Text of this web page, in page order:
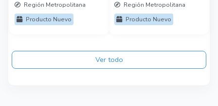
Región Metropolitana
Producto Nuevo
Región Metropolitana
Producto Nuevo
Ver todo